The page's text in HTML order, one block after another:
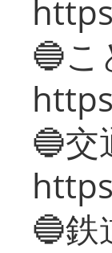
🔵こ
🔵交
🔵鉄